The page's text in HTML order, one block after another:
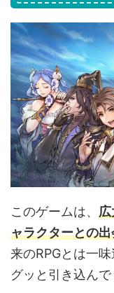
このゲームは、 広
ャラクターとの
来のRPGとは一
グッと引き込んで